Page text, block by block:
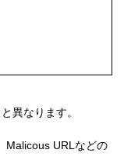
異なります。
Malicous URLなどの